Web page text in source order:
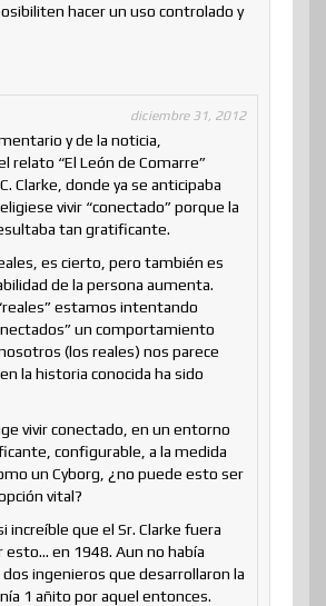
hacer un uso controlado y
diciembre 31, 2012
y de la noticia,
relato “El León de Comarre”
Clarke, donde ya se anticipaba
vivir “conectado” porque la
tan gratificante.
es cierto, pero también es
de la persona aumenta.
estamos intentando
un comportamiento
(los reales) nos parece
la historia conocida ha sido
vivir conectado, en un entorno
configurable, a la medida
un Cyborg, ¿no puede esto ser
vital?
increíble que el Sr. Clarke fuera
esto… en 1948. Aun no había
ingenieros que desarrollaron la
1 añito por aquel entonces.